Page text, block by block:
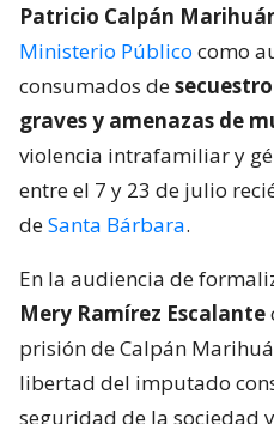
Patricio Calpán
Ministerio Público como
consumados de
graves y amenazas de
violencia intrafamiliar y
entre el 7 y 23 de julio
deSanta Bárbara.
En la audiencia de
Mery Ramírez Escalante
prisión de Calpán
libertad del imputado
seguridad de la sociedad